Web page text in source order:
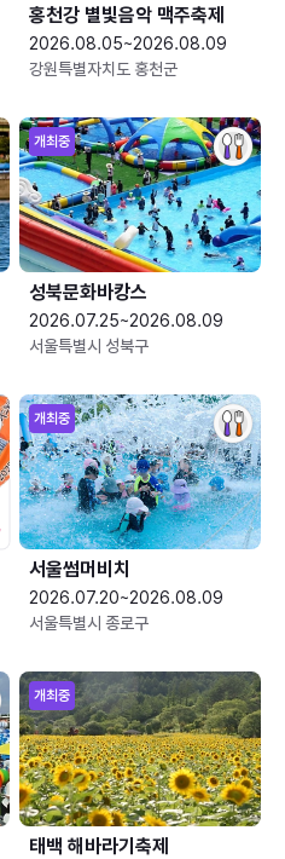
홍천강 별빛음악 맥주축제
2026.08.05~2026.08.09
강원특별자치도 홍천군
개최중
성북문화바캉스
2026.07.25~2026.08.09
서울특별시 성북구
개최중
서울썸머비치
2026.07.20~2026.08.09
서울특별시 종로구
개최중
태백 해바라기축제